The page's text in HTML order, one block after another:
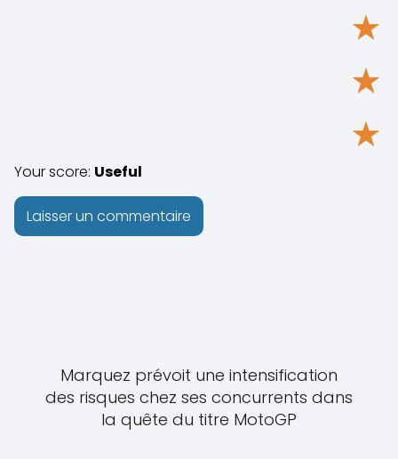
★
★
★
Your score: Useful
Marquez prévoit une intensification
des risques chez ses concurrents dans
la quête du titre MotoGP